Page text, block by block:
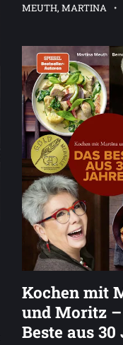
MEUTH, MARTINA
Kochen mit
und Moritz –
Beste aus